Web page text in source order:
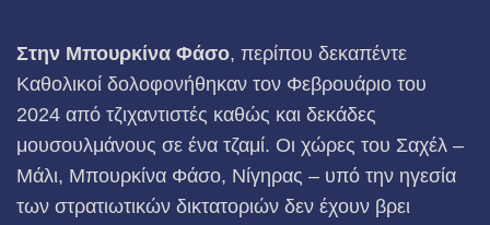
Στην Μπουρκίνα Φάσο, περίπου δεκαπέντε
Καθολικοί δολοφονήθηκαν τον Φεβρουάριο του
2024 από τζιχαντιστές καθώς και δεκάδες
μουσουλμάνους σε ένα τζαμί. Οι χώρες του Σαχέλ –
Μάλι, Μπουρκίνα Φάσο, Νίγηρας – υπό την ηγεσία
των στρατιωτικών δικτατοριών δεν έχουν βρει